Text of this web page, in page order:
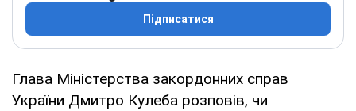
Підписатися
Глава Міністерства закордонних справ
України Дмитро Кулеба розповів, чи